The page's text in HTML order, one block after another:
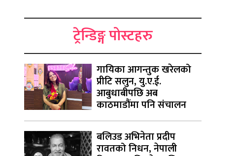
ट्रेन्डिङ्ग पोस्टहरु
गायिका आगन्तुक खरेलको
प्रीटि सलुन, यु.ए.ई.
आबुधाबीपछि अब
काठमाडौंमा पनि संचालन
बलिउड अभिनेता प्रदीप
रावतको निधन, नेपाली